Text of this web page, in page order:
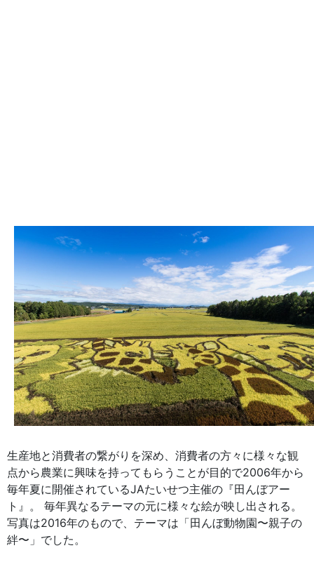
生産地と消費者の繋がりを深め、消費者の方々に様々な観
点から農業に興味を持ってもらうことが目的で2006年から
毎年夏に開催されているJAたいせつ主催の『田んぼアー
ト』。 毎年異なるテーマの元に様々な絵が映し出される。
写真は2016年のもので、テーマは「田んぼ動物園〜親子の
絆〜」でした。